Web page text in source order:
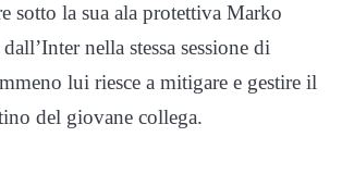
sotto la sua ala protettiva Marko
nella stessa sessione di
lui riesce a mitigare e gestire il
del giovane collega.